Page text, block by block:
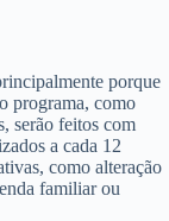
porque
programa, como
serão feitos com
a cada 12
como alteração
familiar ou